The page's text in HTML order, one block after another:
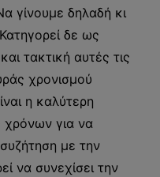
γίνουμε δηλαδή κι
δε ως
τακτική αυτές τις
χρονισμού
η καλύτερη
χρόνων για να
με την
να συνεχίσει την